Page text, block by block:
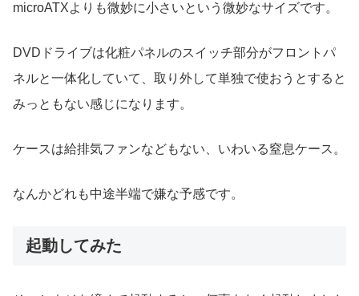
microATXよりも微妙に小さいという微妙なサイズです。
DVDドライブは化粧パネルのスイッチ部分がフロントパ
ネルと一体化していて、取り外して単独で使おうとすると
みっともない感じになります。
ケースは給排気ファンなどもない、いわいる窒息ケース。
なんかどれも中途半端で嫌な予感です。
起動してみた